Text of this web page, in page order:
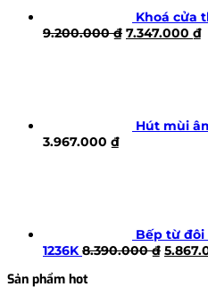
Khoá cửa
9.200.000₫ Giá
7.347.000 ₫
Hút mùi
3.967.000 ₫
Bếp từ đôi
1236K 8.390.000₫ Giá
Sản phẩm hot